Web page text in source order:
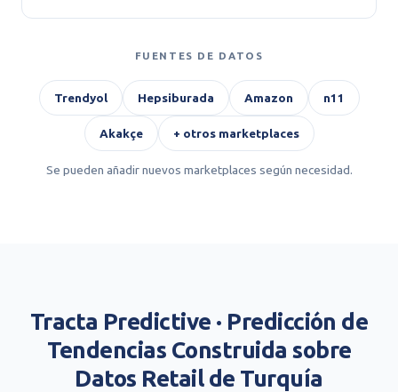
FUENTES DE DATOS
Trendyol Hepsiburada Amazon n11
Akakçe + otros marketplaces
Se pueden añadir nuevos marketplaces según necesidad.
Tracta Predictive · Predicción de
Tendencias Construida sobre
Datos Retail de Turquía